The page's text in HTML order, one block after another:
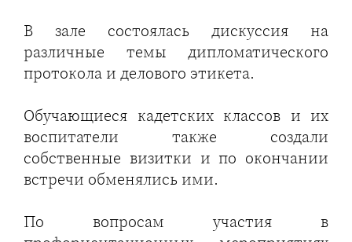
В зале состоялась дискуссия на
различные темы дипломатического
протокола и делового этикета.
Обучающиеся кадетских классов и их
воспитатели также создали
собственные визитки и по окончании
встречи обменялись ими.
По вопросам участия в